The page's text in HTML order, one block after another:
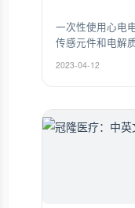
一次性使用心电
传感元件和电解
2023-04-12